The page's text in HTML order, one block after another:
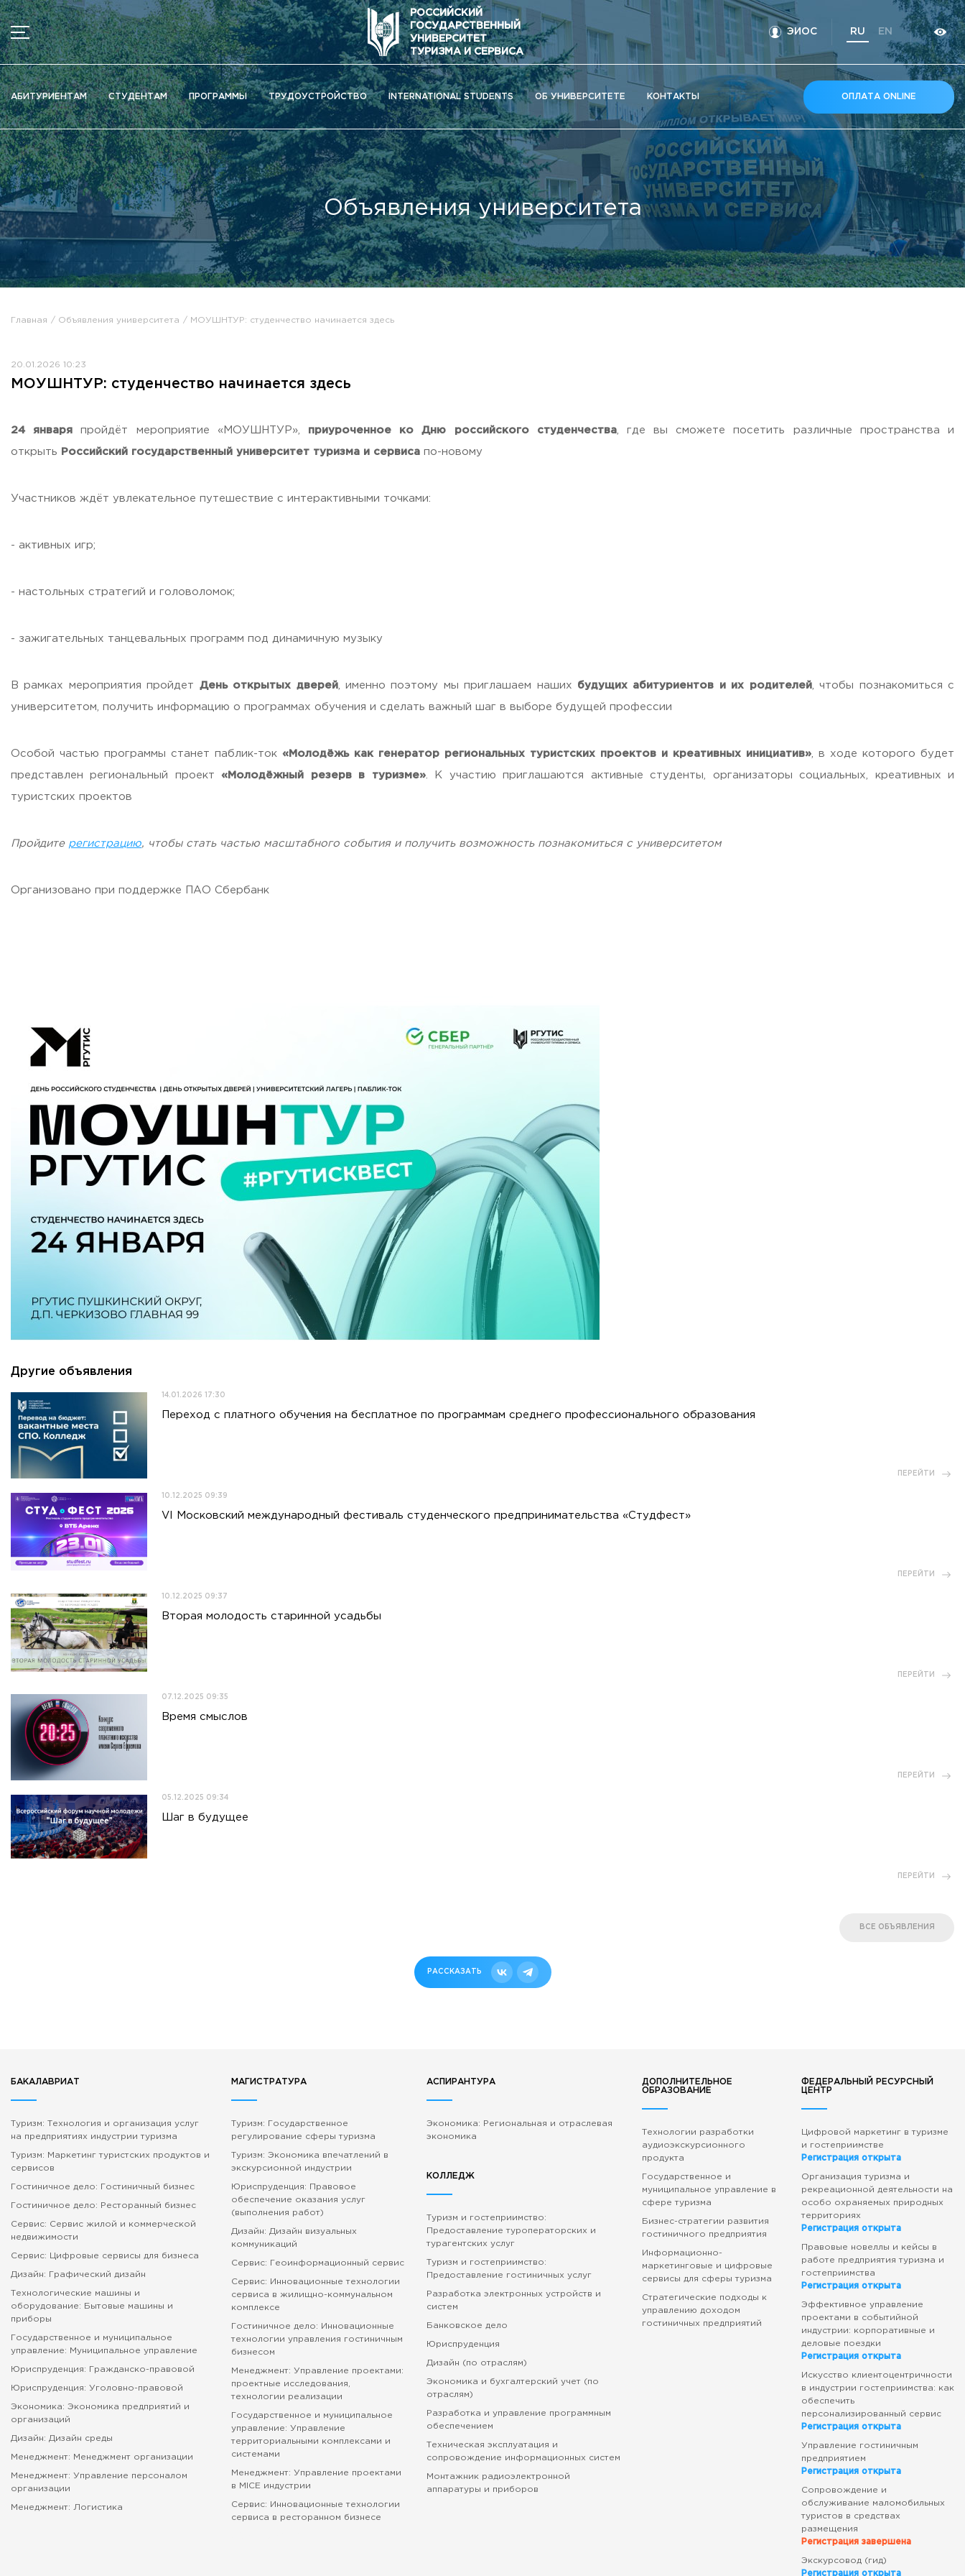
РОССИЙСКИЙ
ГОСУДАРСТВЕННЫЙ
УНИВЕРСИТЕТ
ТУРИЗМА И СЕРВИСА
ЭИОС RU EN
АБИТУРИЕНТАМ СТУДЕНТАМ ПРОГРАММЫ ТРУДОУСТРОЙСТВО INTERNATIONAL STUDENTS ОБ УНИВЕРСИТЕТЕ КOНТАКТЫ ОПЛАТА ONLINE
МЕНЮ
Новости
Объявления
Документы
Сведения об образовательной организации
Официально о приёме
Научная деятельность
Высшие школы / Институты / Департаменты
Дополнительное образование
Федеральный ресурсный центр
Вакантные места для приема (перевода)
Жилищно-коммунальное хозяйство
Визово-регистрационное сопровождение иностранных граждан
Партнерские проекты
Олимпиады
Фирменный стиль
Молодежный фестиваль культурного туризма «КульTURа»
ЗАКАЗАТЬ ОБРАТНЫЙ ЗВОНОК
АДРЕС
E-MAIL
priem@rguts.ru - Приемная комиссия
Объявления университета
Главная Объявления университета МОУШНТУР: студенчество начинается здесь
20.01.2026 10:23
МОУШНТУР: студенчество начинается здесь
24 января пройдёт мероприятие «МОУШНТУР», приуроченное ко Дню российского студенчества, где вы сможете посетить различные пространства и
открыть Российский государственный университет туризма и сервиса по-новому
Участников ждёт увлекательное путешествие с интерактивными точками:
- активных игр;
- настольных стратегий и головоломок;
- зажигательных танцевальных программ под динамичную музыку
В рамках мероприятия пройдет День открытых дверей, именно поэтому мы приглашаем наших будущих абитуриентов и их родителей, чтобы познакомиться с
университетом, получить информацию о программах обучения и сделать важный шаг в выборе будущей профессии
Особой частью программы станет паблик-ток «Молодёжь как генератор региональных туристских проектов и креативных инициатив» , в ходе которого будет
представлен региональный проект«Молодёжный резерв в туризме». К участию приглашаются активные студенты, организаторы социальных, креативных и
туристских проектов
Пройдите регистрацию, чтобы стать частью масштабного события и получить возможность познакомиться с университетом
Организовано при поддержке ПАО Сбербанк
Другие объявления
14.01.2026 17:30
Переход с платного обучения на бесплатное по программам среднего профессионального образования
ПЕРЕЙТИ
10.12.2025 09:39
VI Московский международный фестиваль студенческого предпринимательства «Студфест»
ПЕРЕЙТИ
10.12.2025 09:37
Вторая молодость старинной усадьбы
ПЕРЕЙТИ
07.12.2025 09:35
Время смыслов
ПЕРЕЙТИ
05.12.2025 09:34
Шаг в будущее
ПЕРЕЙТИ
ВСЕ ОБЪЯВЛЕНИЯ
РАССКАЗАТЬ
БАКАЛАВРИАТ
Туризм: Технология и организация услуг
на предприятиях индустрии туризма
Туризм: Маркетинг туристских продуктов и
сервисов
Гостиничное дело: Гостиничный бизнес
Гостиничное дело: Ресторанный бизнес
Сервис: Сервис жилой и коммерческой
недвижимости
Сервис: Цифровые сервисы для бизнеса
Дизайн: Графический дизайн
Технологические машины и
оборудование: Бытовые машины и
приборы
Государственное и муниципальное
управление: Муниципальное управление
Юриспруденция: Гражданско-правовой
Юриспруденция: Уголовно-правовой
Экономика: Экономика предприятий и
организаций
Дизайн: Дизайн среды
Менеджмент: Менеджмент организации
Менеджмент: Управление персоналом
организации
Менеджмент: Логистика
МАГИСТРАТУРА
Туризм: Государственное
регулирование сферы туризма
Туризм: Экономика впечатлений в
экскурсионной индустрии
Юриспруденция: Правовое
обеспечение оказания услуг
(выполнения работ)
Дизайн: Дизайн визуальных
коммуникаций
Сервис: Геоинформационный сервис
Сервис: Инновационные технологии
сервиса в жилищно-коммунальном
комплексе
Гостиничное дело: Инновационные
технологии управления гостиничным
бизнесом
Менеджмент: Управление проектами:
проектные исследования,
технологии реализации
Государственное и муниципальное
управление: Управление
территориальными комплексами и
системами
Менеджмент: Управление проектами
в MICE индустрии
Сервис: Инновационные технологии
сервиса в ресторанном бизнесе
АСПИРАНТУРА
Экономика: Региональная и отраслевая
экономика
КОЛЛЕДЖ
Туризм и гостеприимство:
Предоставление туроператорских и
турагентских услуг
Туризм и гостеприимство:
Предоставление гостиничных услуг
Разработка электронных устройств и
систем
Банковское дело
Юриспруденция
Дизайн (по отраслям)
Экономика и бухгалтерский учет (по
отраслям)
Разработка и управление программным
обеспечением
Техническая эксплуатация и
сопровождение информационных систем
Монтажник радиоэлектронной
аппаратуры и приборов
ДОПОЛНИТЕЛЬНОЕ
ОБРАЗОВАНИЕ
Технологии разработки
аудиоэкскурсионного
продукта
Государственное и
муниципальное управление в
сфере туризма
Бизнес-стратегии развития
гостиничного предприятия
Информационно-
маркетинговые и цифровые
сервисы для сферы туризма
Стратегические подходы к
управлению доходом
гостиничных предприятий
ФЕДЕРАЛЬНЫЙ РЕСУРСНЫЙ
ЦЕНТР
Цифровой маркетинг в туризме
и гостеприимстве
Регистрация открыта
Организация туризма и
рекреационной деятельности на
особо охраняемых природных
территориях
Регистрация открыта
Правовые новеллы и кейсы в
работе предприятия туризма и
гостеприимства
Регистрация открыта
Эффективное управление
проектами в событийной
индустрии: корпоративные и
деловые поездки
Регистрация открыта
Искусство клиентоцентричности
в индустрии гостеприимства: как
обеспечить
персонализированный сервис
Регистрация открыта
Управление гостиничным
предприятием
Регистрация открыта
Сопровождение и
обслуживание маломобильных
туристов в средствах
размещения
Регистрация завершена
Экскурсовод (гид)
Регистрация открыта